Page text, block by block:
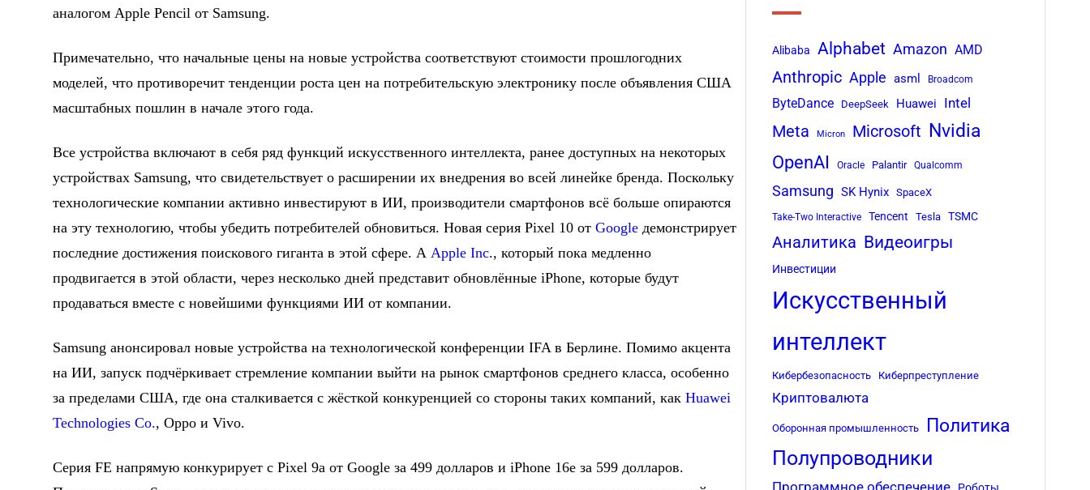
аналогом Apple Pencil от Samsung.
Примечательно, что начальные цены на новые устройства соответствуют стоимости прошлогодних
моделей, что противоречит тенденции роста цен на потребительскую электронику после объявления США
масштабных пошлин в начале этого года.
Все устройства включают в себя ряд функций искусственного интеллекта, ранее доступных на некоторых
устройствах Samsung, что свидетельствует о расширении их внедрения во всей линейке бренда. Поскольку
технологические компании активно инвестируют в ИИ, производители смартфонов всё больше опираются
на эту технологию, чтобы убедить потребителей обновиться. Новая серия Pixel 10 отGoogle демонстрирует
последние достижения поискового гиганта в этой сфере. А Apple Inc., который пока медленно
продвигается в этой области, через несколько дней представит обновлённые iPhone, которые будут
продаваться вместе с новейшими функциями ИИ от компании.
Samsung анонсировал новые устройства на технологической конференции IFA в Берлине. Помимо акцента
на ИИ, запуск подчёркивает стремление компании выйти на рынок смартфонов среднего класса, особенно
за пределами США, где она сталкивается с жёсткой конкуренцией со стороны таких компаний, какHuawei
Technologies Co., Oppo и Vivo.
Серия FE напрямую конкурирует с Pixel 9a от Google за 499 долларов и iPhone 16e за 599 долларов.
Alibaba Alphabet Amazon AMD
Anthropic Apple asml Broadcom
ByteDance DeepSeek Huawei Intel
Meta Micron Microsoft Nvidia
OpenAI Oracle Palantir Qualcomm
Samsung SK Hynix SpaceX
Take-Two Interactive Tencent Tesla TSMC
Аналитика Видеоигры
Инвестиции
Искусственный
интеллект
Кибербезопасность Киберпреступление
Криптовалюта
Оборонная промышленность Политика
Полупроводники
Роботы